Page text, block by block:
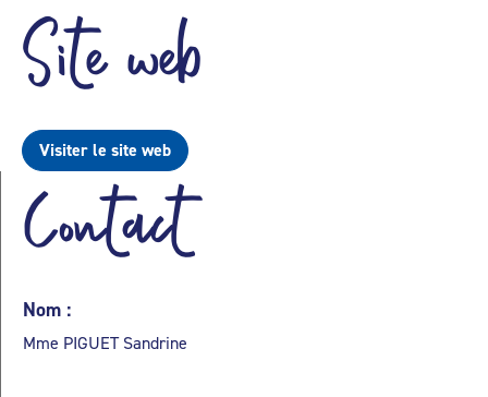
Site web
Visiter le site web
Contact
Nom :
Mme PIGUET Sandrine